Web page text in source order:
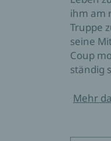
ihm am
Truppe
seine
Coup
ständig
Mehr